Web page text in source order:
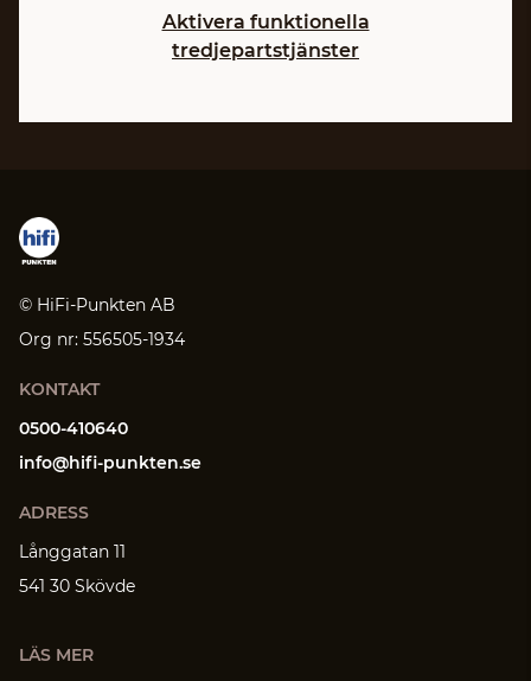
Aktivera funktionella
tredjepartstjänster
© HiFi-Punkten AB
Org nr: 556505-1934
KONTAKT
0500-410640
info@hifi-punkten.se
ADRESS
Långgatan 11
541 30 Skövde
LÄS MER